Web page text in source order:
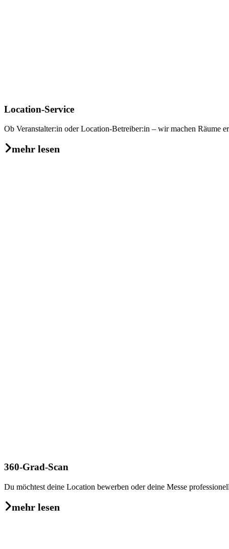
Location-Service
Ob Veranstalter:in oder Location-Betreiber:in – wir machen Räume
mehr lesen
360-Grad-Scan
Du möchtest deine Location bewerben oder deine Messe
mehr lesen